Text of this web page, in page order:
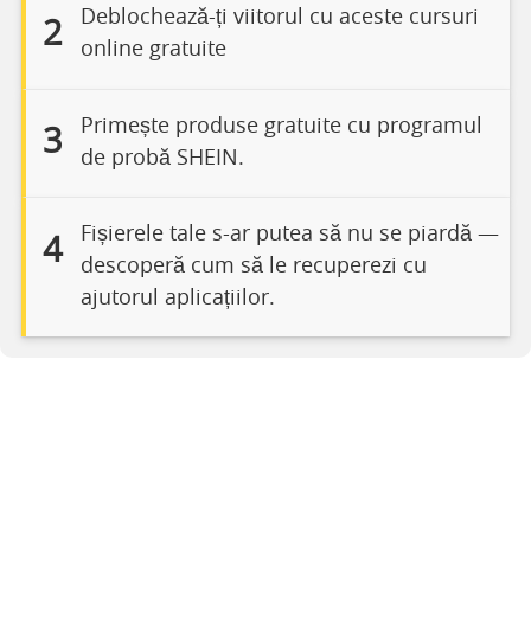
2
Deblochează-ți viitorul cu aceste cursuri
online gratuite
3
Primește produse gratuite cu programul
de probă SHEIN.
4
Fișierele tale s-ar putea să nu se piardă —
descoperă cum să le recuperezi cu
ajutorul aplicațiilor.